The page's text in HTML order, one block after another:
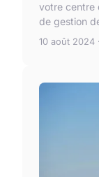
votre centre
de gestion
10 août 2024